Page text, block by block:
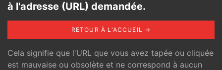
à l'adresse (URL) demandée.
RETOUR À L'ACCUEIL →
Cela signifie que l'URL que vous avez tapée ou cliquée
est mauvaise ou obsolète et ne correspond à aucun